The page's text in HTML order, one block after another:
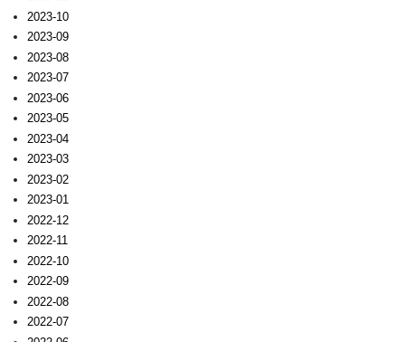
2023-10
2023-09
2023-08
2023-07
2023-06
2023-05
2023-04
2023-03
2023-02
2023-01
2022-12
2022-11
2022-10
2022-09
2022-08
2022-07